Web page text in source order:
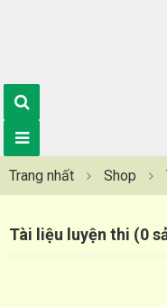
Trang nhất Shop
Tài liệu luyện thi (0